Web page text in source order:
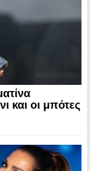
και οι μπότες